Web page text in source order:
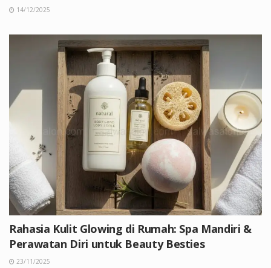
14/12/2025
Rahasia Kulit Glowing di Rumah: Spa Mandiri &
Perawatan Diri untuk Beauty Besties
23/11/2025